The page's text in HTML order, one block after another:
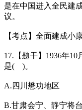
是在中国进入全民建
议。
【考点】全面建成小
17.【题干】1936年
是( )。
A.四川懋功地区
B.甘肃会宁、静宁将